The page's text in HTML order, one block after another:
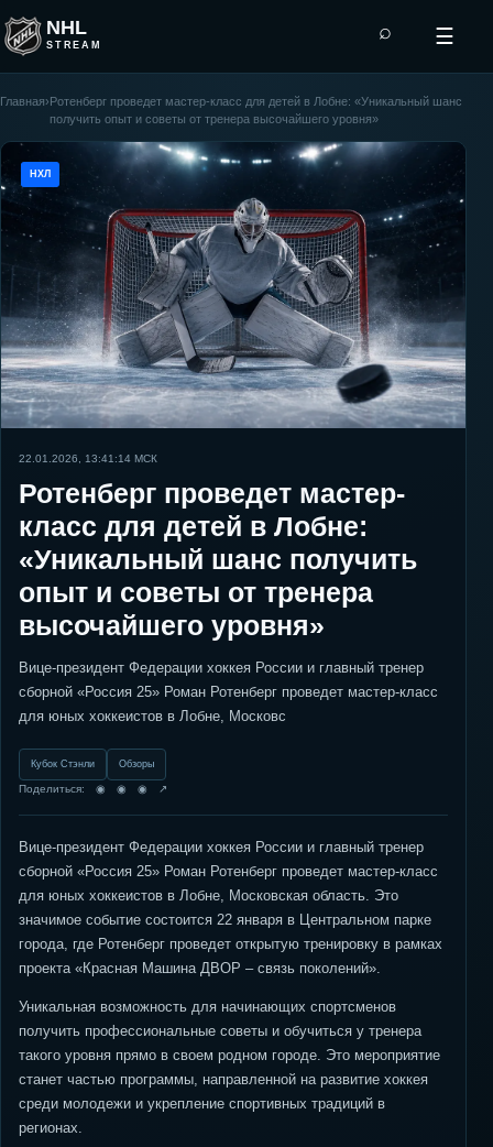
NHL
STREAM
⌕ ☰
Главная›Ротенберг проведет мастер-класс для детей в Лобне: «Уникальный шанс
получить опыт и советы от тренера высочайшего уровня»
НХЛ
22.01.2026, 13:41:14 МСК
Ротенберг проведет мастер-
класс для детей в Лобне:
«Уникальный шанс получить
опыт и советы от тренера
высочайшего уровня»
Вице-президент Федерации хоккея России и главный тренер
сборной «Россия 25» Роман Ротенберг проведет мастер-класс
для юных хоккеистов в Лобне, Московс
Кубок Стэнли Обзоры
Поделиться: ◉ ◉ ◉ ↗
Вице-президент Федерации хоккея России и главный тренер
сборной «Россия 25» Роман Ротенберг проведет мастер-класс
для юных хоккеистов в Лобне, Московская область. Это
значимое событие состоится 22 января в Центральном парке
города, где Ротенберг проведет открытую тренировку в рамках
проекта «Красная Машина ДВОР – связь поколений».
Уникальная возможность для начинающих спортсменов
получить профессиональные советы и обучиться у тренера
такого уровня прямо в своем родном городе. Это мероприятие
станет частью программы, направленной на развитие хоккея
среди молодежи и укрепление спортивных традиций в
регионах.